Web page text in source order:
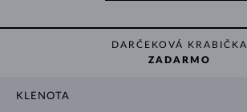
DARČEKOVÁ KRABIČKA
ZADARMO
KLENOTA